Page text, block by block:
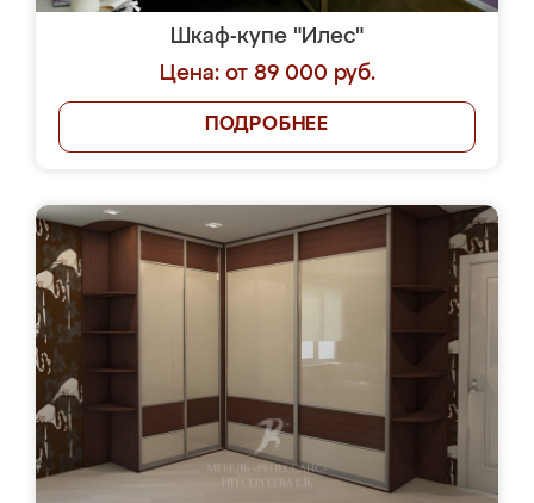
Шкаф-купе "Илес"
Цена: от 89 000 руб.
ПОДРОБНЕЕ